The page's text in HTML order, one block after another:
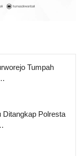
Tumpah
Ditangkap Polresta